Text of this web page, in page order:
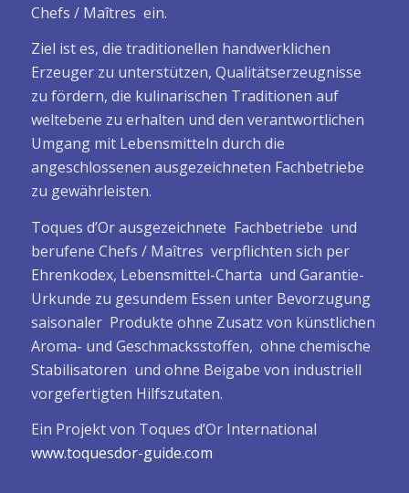
Chefs / Maîtres ein.
Ziel ist es, die traditionellen handwerklichen
Erzeuger zu unterstützen, Qualitätserzeugnisse
zu fördern, die kulinarischen Traditionen auf
weltebene zu erhalten und den verantwortlichen
Umgang mit Lebensmitteln durch die
angeschlossenen ausgezeichneten Fachbetriebe
zu gewährleisten.
Toques d’Or ausgezeichnete Fachbetriebe und
berufene Chefs / Maîtres verpflichten sich per
Ehrenkodex, Lebensmittel-Charta und Garantie-
Urkunde zu gesundem Essen unter Bevorzugung
saisonaler Produkte ohne Zusatz von künstlichen
Aroma- und Geschmacksstoffen, ohne chemische
Stabilisatoren und ohne Beigabe von industriell
vorgefertigten Hilfszutaten.
Ein Projekt von Toques d’Or International
www.toquesdor-guide.com